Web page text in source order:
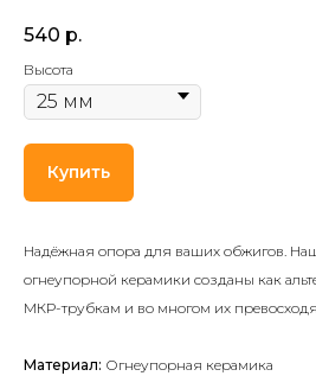
540 р.
Высота
Купить
Надёжная опора для ваших обжигов.
огнеупорной керамики созданы как
МКР-трубкам и во многом их
Материал: Огнеупорная керамика